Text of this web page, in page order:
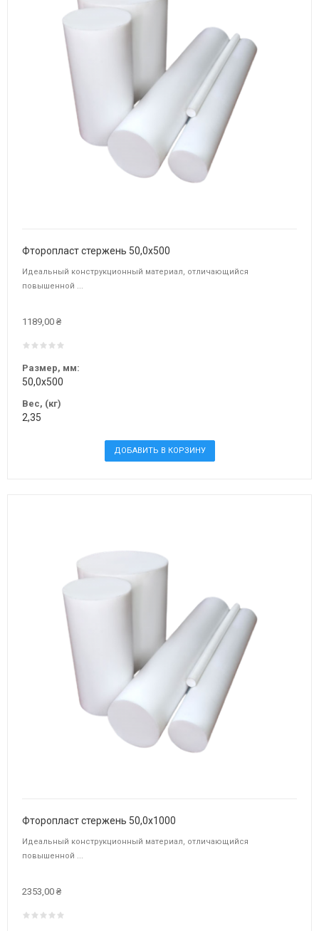
Фторопласт стержень 50,0х500
Идеальный конструкционный материал, отличающийся
повышенной ...
1189,00 ₴
Размер, мм:
50,0х500
Вес, (кг)
2,35
Фторопласт стержень 50,0х1000
Идеальный конструкционный материал, отличающийся
повышенной ...
2353,00 ₴